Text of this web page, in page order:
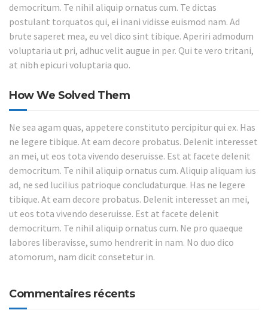
democritum. Te nihil aliquip ornatus cum. Te dictas
postulant torquatos qui, ei inani vidisse euismod nam. Ad
brute saperet mea, eu vel dico sint tibique. Aperiri admodum
voluptaria ut pri, adhuc velit augue in per. Qui te vero tritani,
at nibh epicuri voluptaria quo.
How We Solved Them
Ne sea agam quas, appetere constituto percipitur qui ex. Has
ne legere tibique. At eam decore probatus. Delenit interesset
an mei, ut eos tota vivendo deseruisse. Est at facete delenit
democritum. Te nihil aliquip ornatus cum. Aliquip aliquam ius
ad, ne sed lucilius patrioque concludaturque. Has ne legere
tibique. At eam decore probatus. Delenit interesset an mei,
ut eos tota vivendo deseruisse. Est at facete delenit
democritum. Te nihil aliquip ornatus cum. Ne pro quaeque
labores liberavisse, sumo hendrerit in nam. No duo dico
atomorum, nam dicit consetetur in.
Commentaires récents